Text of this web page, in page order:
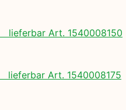
Art. 1540008150
Art. 1540008175